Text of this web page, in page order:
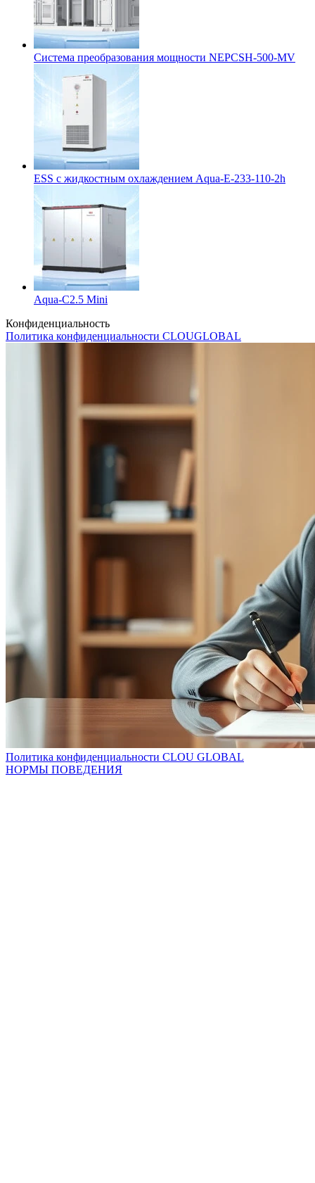
Система преобразования мощности NEPCSH-500-MV
ESS с жидкостным охлаждением Aqua-E-233-110-2h
Aqua-C2.5 Mini
Конфиденциальность
Политика конфиденциальности CLOUGLOBAL
Политика конфиденциальности CLOU GLOBAL
НОРМЫ ПОВЕДЕНИЯ